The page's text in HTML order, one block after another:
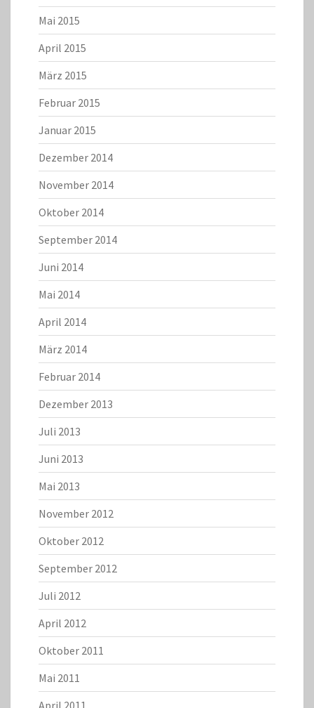
Mai 2015
April 2015
März 2015
Februar 2015
Januar 2015
Dezember 2014
November 2014
Oktober 2014
September 2014
Juni 2014
Mai 2014
April 2014
März 2014
Februar 2014
Dezember 2013
Juli 2013
Juni 2013
Mai 2013
November 2012
Oktober 2012
September 2012
Juli 2012
April 2012
Oktober 2011
Mai 2011